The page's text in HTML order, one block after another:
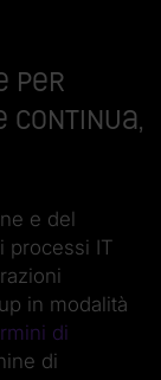
per
continua,
e del
processi IT
in modalità
di
di